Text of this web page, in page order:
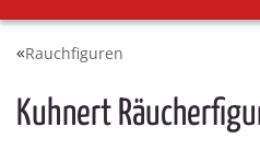
Rauchfiguren
Kuhnert